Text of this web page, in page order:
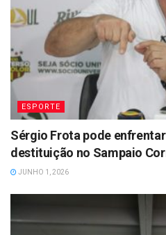
ESPORTE
Sérgio Frota pode
destituição no Sampaio
JUNHO 1, 2026